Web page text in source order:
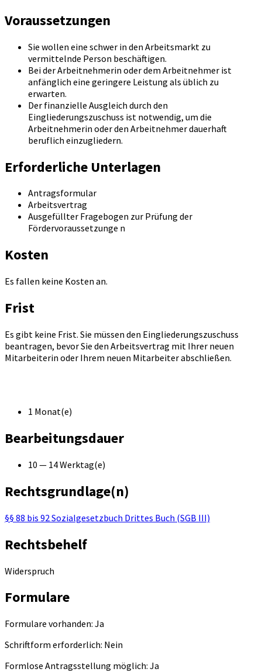
Voraussetzungen
Sie wollen eine schwer in den Arbeitsmarkt zu
vermittelnde Person beschäftigen.
Bei der Arbeitnehmerin oder dem Arbeitnehmer ist
anfänglich eine geringere Leistung als üblich zu
erwarten.
Der finanzielle Ausgleich durch den
Eingliederungszuschuss ist notwendig, um die
Arbeitnehmerin oder den Arbeitnehmer dauerhaft
beruflich einzugliedern.
Erforderliche Unterlagen
Antragsformular
Arbeitsvertrag
Ausgefüllter Fragebogen zur Prüfung der
Fördervoraussetzunge n
Kosten
Es fallen keine Kosten an.
Frist
Es gibt keine Frist. Sie müssen den Eingliederungszuschuss
beantragen, bevor Sie den Arbeitsvertrag mit Ihrer neuen
Mitarbeiterin oder Ihrem neuen Mitarbeiter abschließen.
1 Monat(e)
Bearbeitungsdauer
10 — 14 Werktag(e)
Rechtsgrundlage(n)
§§ 88 bis 92 Sozialgesetzbuch Drittes Buch (SGB III)
Rechtsbehelf
Widerspruch
Formulare
Formulare vorhanden: Ja
Schriftform erforderlich: Nein
Formlose Antragsstellung möglich: Ja